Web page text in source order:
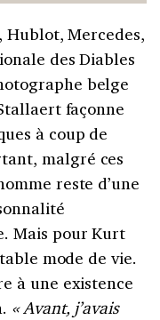
Hublot, Mercedes,
des Diables
belge
façonne
à coup de
malgré ces
reste d’une
Mais pour Kurt
mode de vie.
à une existence
« Avant, j’avais